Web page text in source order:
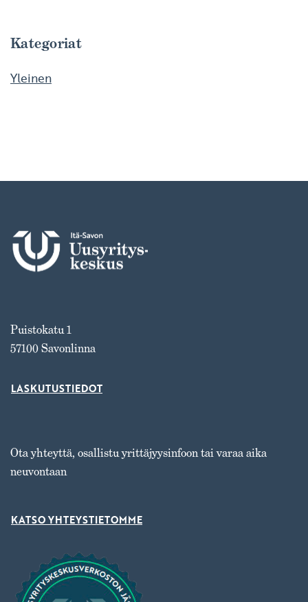
Kategoriat
Yleinen
Puistokatu 1
57100 Savonlinna
LASKUTUSTIEDOT
Ota yhteyttä, osallistu yrittäjyysinfoon tai varaa aika
neuvontaan
KATSO YHTEYSTIETOMME